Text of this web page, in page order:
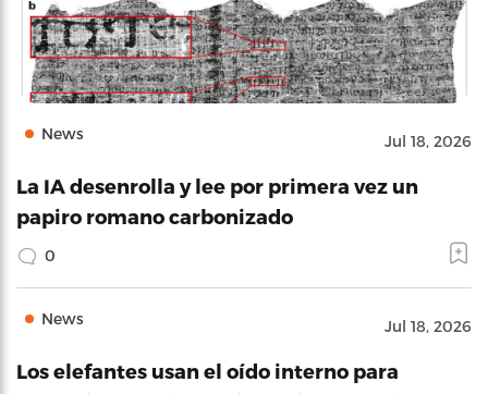
News Jul 18, 2026
La IA desenrolla y lee por primera vez un
papiro romano carbonizado
0
News Jul 18, 2026
Los elefantes usan el oído interno para